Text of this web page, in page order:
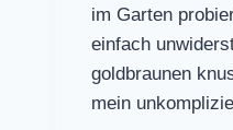
im Garten
einfach
goldbraunen
mein